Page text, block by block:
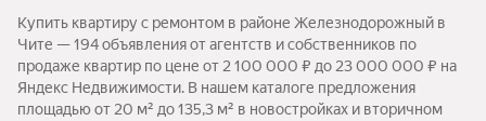
Купить квартиру с ремонтом в районе Железнодорожный в
Чите — 194 объявления от агентств и собственников по
продаже квартир по цене от 2 100 000 ₽ до 23 000 000 ₽ на
Яндекс Недвижимости. В нашем каталоге предложения
площадью от 20 м² до 135,3 м² в новостройках и вторичном